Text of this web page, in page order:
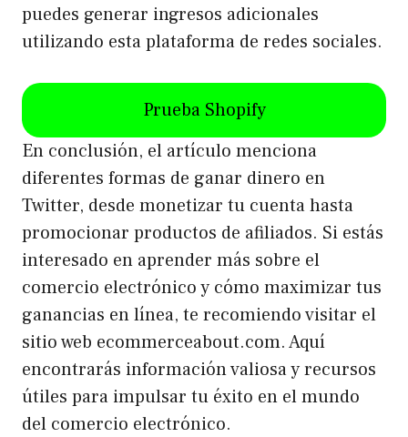
puedes generar ingresos adicionales
utilizando esta plataforma de redes sociales.
Prueba Shopify
En conclusión, el artículo menciona
diferentes formas de ganar dinero en
Twitter, desde monetizar tu cuenta hasta
promocionar productos de afiliados. Si estás
interesado en aprender más sobre el
comercio electrónico y cómo maximizar tus
ganancias en línea, te recomiendo visitar el
sitio web ecommerceabout.com. Aquí
encontrarás información valiosa y recursos
útiles para impulsar tu éxito en el mundo
del comercio electrónico.